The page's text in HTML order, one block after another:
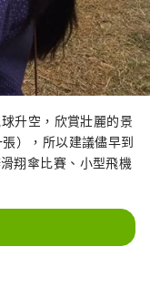
升空，欣賞壯麗的景
），所以建議儘早到
翔傘比賽、小型飛機